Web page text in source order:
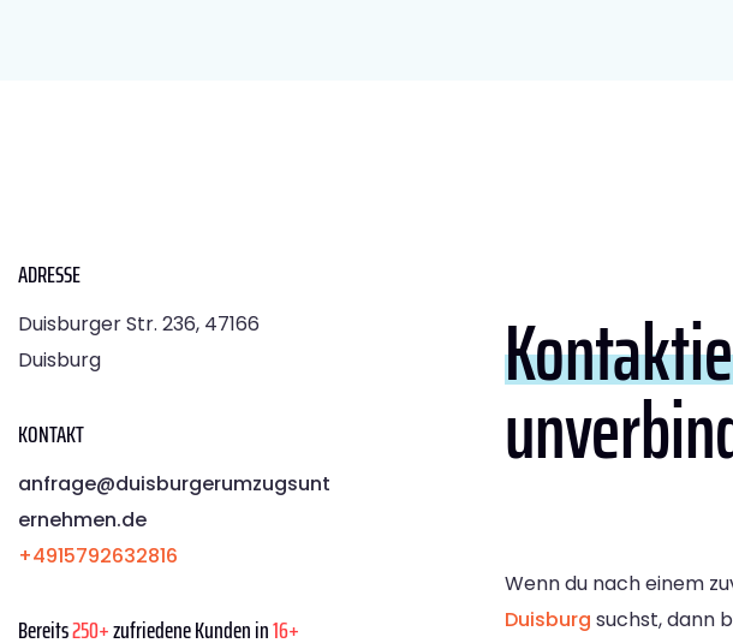
ADRESSE
Duisburger Str. 236, 47166
Duisburg
KONTAKT
anfrage@duisburgerumzugsunt
ernehmen.de
+4915792632816
Bereits250+zufriedene Kunden in16+
Wenn du nach einem
Duisburg suchst, dann